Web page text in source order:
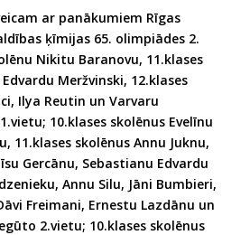
ar panākumiem Rīgas
ķīmijas 65. olimpiādes 2.
Nikitu Baranovu, 11.klases
Meržvinski, 12.klases
Ilya Reutin un Varvaru
10.klases skolēnus Evelīnu
11.klases skolēnus Annu Juknu,
Gercānu, Sebastianu Edvardu
Annu Silu, Jāni Bumbieri,
Freimani, Ernestu Lazdānu un
2.vietu; 10.klases skolēnus